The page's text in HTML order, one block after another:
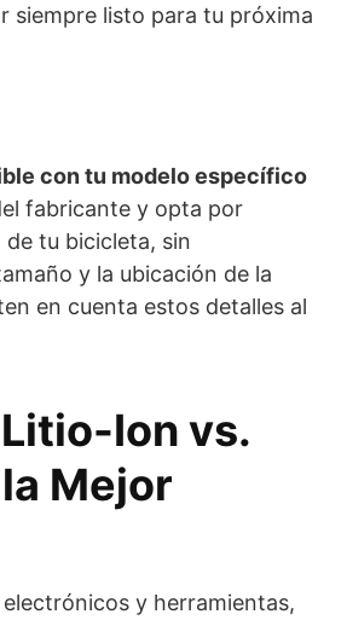
siempre listo para tu próxima
con tu modelo específico
fabricante y opta por
tu bicicleta, sin
y la ubicación de la
en cuenta estos detalles al
Ion vs.
Mejor
y herramientas,